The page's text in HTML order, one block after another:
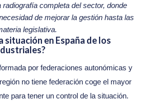
radiografía completa del sector, donde
de mejorar la gestión hasta las
legislativa.
situación en España de los
por federaciones autonómicas y
no tiene federación coge el mayor
para tener un control de la situación.